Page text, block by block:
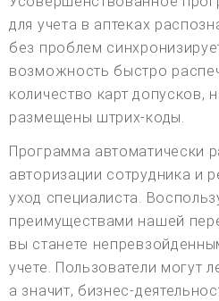
для учета в аптеках
без проблем
возможность быстро
количество карт допусков,
размещены штрих-коды.
Программа автоматически
авторизации сотрудника и
уход специалиста.
преимуществами нашей
вы станете
учете. Пользователи могут
а значит, бизнес-